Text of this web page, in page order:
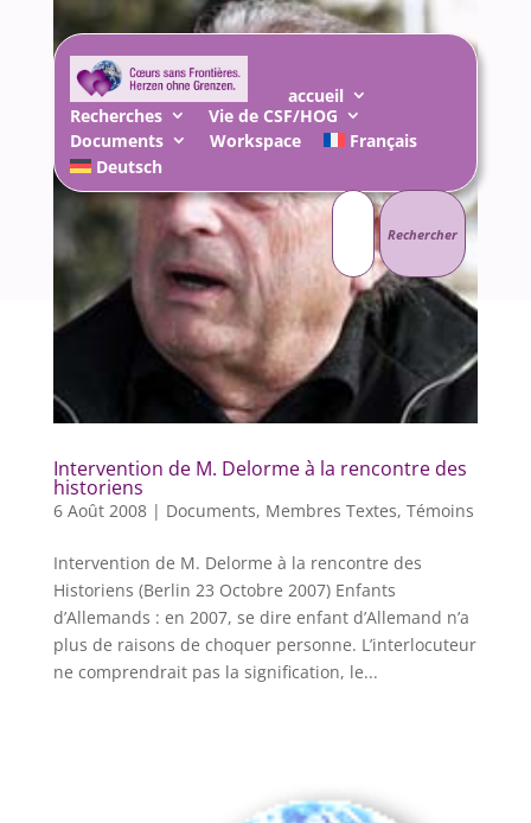
accueil
Recherches
Vie de CSF/HOG
Documents
Workspace
Français
Deutsch
Rechercher :
Intervention de M. Delorme à la rencontre des
historiens
6 Août 2008| Documents, Membres Textes, Témoins
Intervention de M. Delorme à la rencontre des
Historiens (Berlin 23 Octobre 2007) Enfants
d’Allemands : en 2007, se dire enfant d’Allemand n’a
plus de raisons de choquer personne. L’interlocuteur
ne comprendrait pas la signification, le...